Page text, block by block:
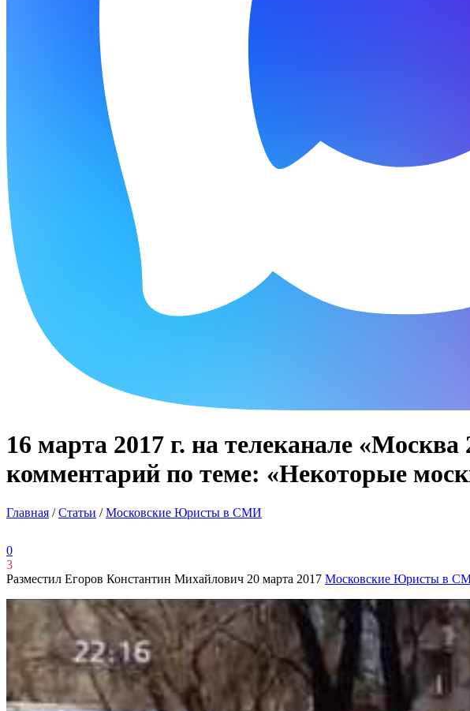
16 марта 2017 г. на телеканале
комментарий по теме: «Некоторые
Главная /Статьи /Московские Юристы в СМИ
0
3
Разместил Егоров Константин Михайлович 20 марта 2017 Московские Юристы в